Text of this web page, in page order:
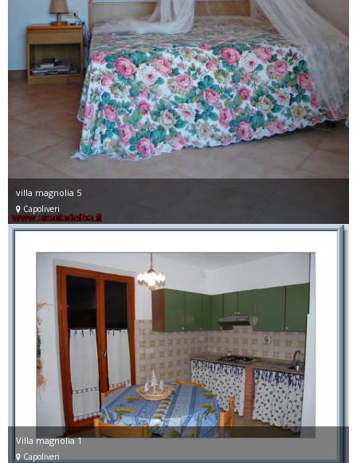
villa magnolia 5
Capoliveri
Villa magnolia 1
Capoliveri